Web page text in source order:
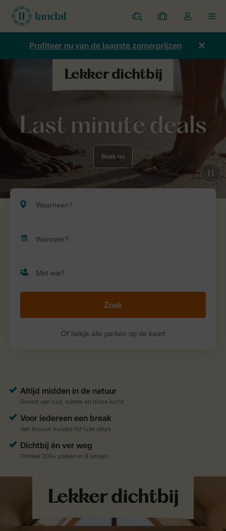
Parken
Mijn
boekingen
Open
de
dropdown
Profiteer nu van de laagste zomerprijzen
Last minute deals
Boek nu
Zoek
Of bekijk alle parken op de kaart